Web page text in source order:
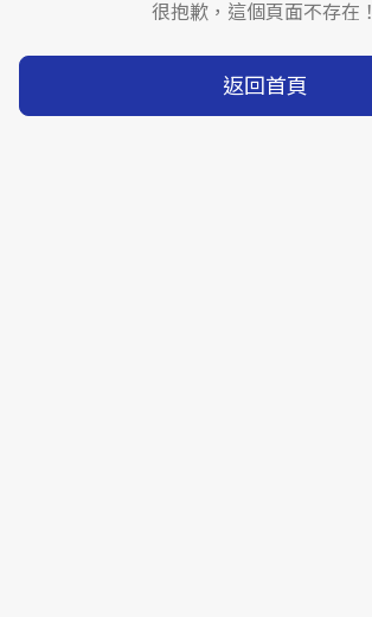
很抱歉，這個頁面不存在！
返回首頁